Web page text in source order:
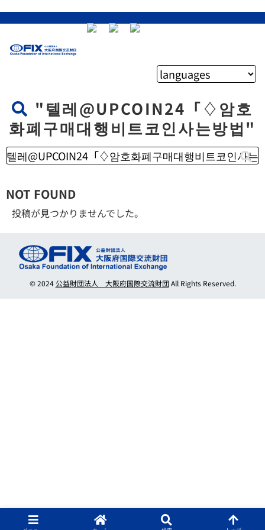
"텔레@UPCOIN24「♢암호
화폐구매대행비트코인사는방법"
NOT FOUND
投稿が見つかりませんでした。
© 2024公益財団法人 大阪府国際交流財団 All Rights Reserved.